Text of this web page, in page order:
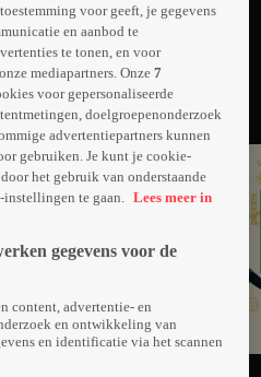
Meer
info
voor geeft, je gegevens
en aanbod te
te tonen, en voor
mediapartners. Onze7
voor gepersonaliseerde
doelgroepenonderzoek
advertentiepartners kunnen
gebruiken. Je kunt je cookie-
het gebruik van onderstaande
te gaan.
Lees meer in
gegevens voor de
content, advertentie- en
en ontwikkeling van
en identificatie via het scannen